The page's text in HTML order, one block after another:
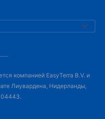
компанией EasyTerra B.V. и
Лиувардена, Нидерланды,